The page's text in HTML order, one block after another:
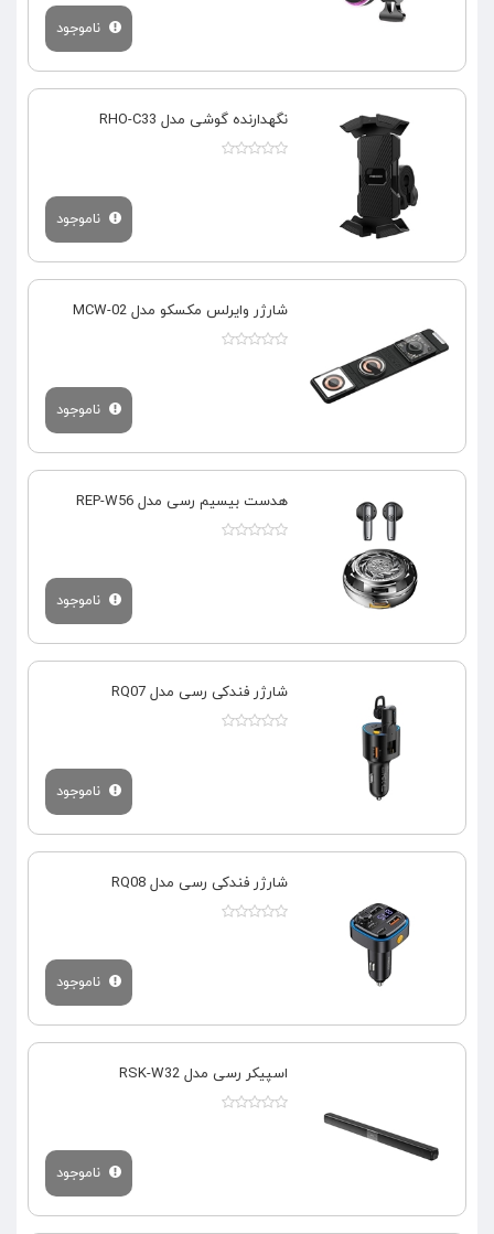
ناموجود
نگهدارنده گوشی مدل RHO-C33
ناموجود
شارژر وایرلس مکسکو مدل MCW-02
ناموجود
هدست بیسیم رسی مدل REP-W56
ناموجود
شارژر فندکی رسی مدل RQ07
ناموجود
شارژر فندکی رسی مدل RQ08
ناموجود
اسپیکر رسی مدل RSK-W32
ناموجود